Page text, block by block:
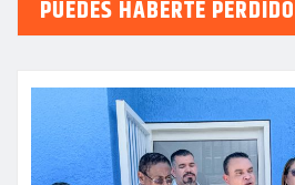
PUEDES HABERTE PERDIDO